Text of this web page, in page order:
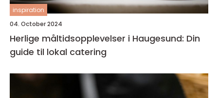
inspiration
04. October 2024
Herlige måltidsopplevelser i Haugesund: Din
guide til lokal catering